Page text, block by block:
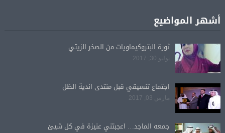
أشهر المواضيع
ثورة البتروكيماويات من الصخر الزيتي
يوليو 30, 2017
اجتماع تنسيقي قبل منتدى اندية الظل
مارس 03, 2017
جمعه الماجد… أعجبتني عنيزة في كل شيئ